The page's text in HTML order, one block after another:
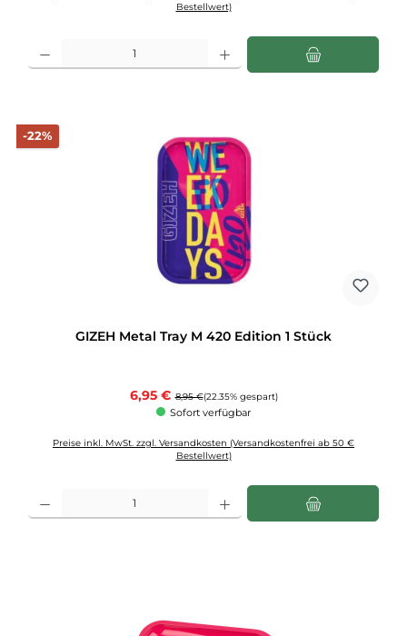
Bestellwert)
Produkt Anzahl: Gib den gewünschten Wert ein oder benutze die Schaltflächen
-22%Rabatt
GIZEH Metal Tray M 420 Edition 1 Stück
Verkaufspreis:
6,95 € Regulärer Preis:
8,95 €(22.35% gespart)
Sofort verfügbar
Preise inkl. MwSt. zzgl. Versandkosten (Versandkostenfrei ab 50 €
Bestellwert)